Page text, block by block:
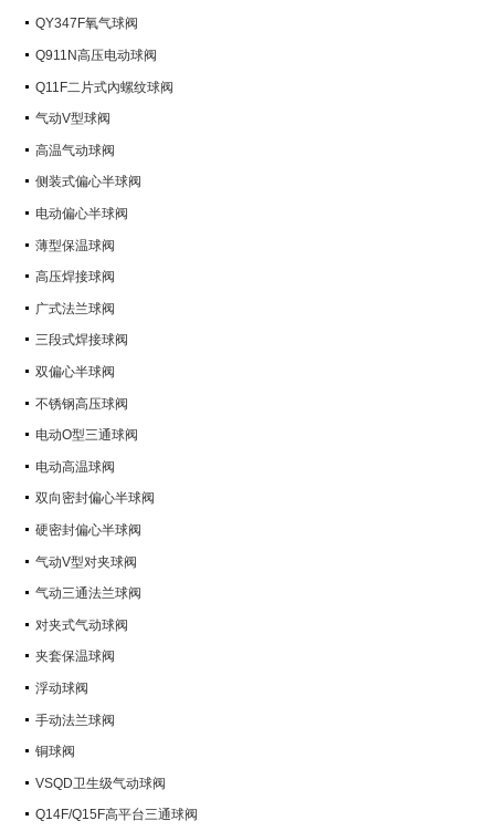
QY347F氧气球阀
Q911N高压电动球阀
Q11F二片式內螺纹球阀
气动V型球阀
高温气动球阀
侧装式偏心半球阀
电动偏心半球阀
薄型保温球阀
高压焊接球阀
广式法兰球阀
三段式焊接球阀
双偏心半球阀
不锈钢高压球阀
电动O型三通球阀
电动高温球阀
双向密封偏心半球阀
硬密封偏心半球阀
气动V型对夹球阀
气动三通法兰球阀
对夹式气动球阀
夹套保温球阀
浮动球阀
手动法兰球阀
铜球阀
VSQD卫生级气动球阀
Q14F/Q15F高平台三通球阀